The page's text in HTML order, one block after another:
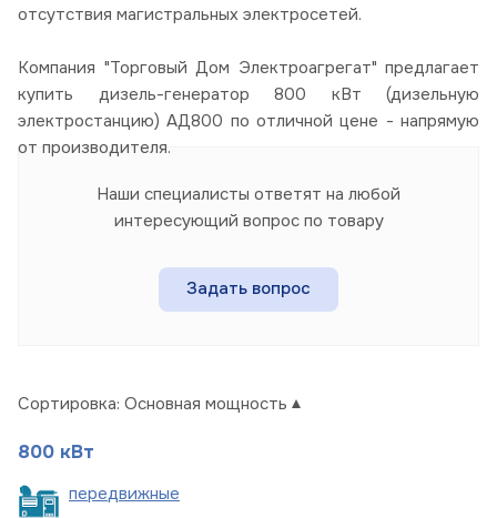
отсутствия магистральных электросетей.
Компания "Торговый Дом Электроагрегат" предлагает
купить дизель-генератор 800 кВт (дизельную
электростанцию) АД800 по отличной цене - напрямую
от производителя.
Наши специалисты ответят на любой
интересующий вопрос по товару
Задать вопрос
Сортировка: Основная мощность
800 кВт
передвижные